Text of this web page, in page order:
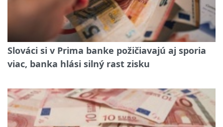
Slováci si v Prima banke požičiavajú aj sporia
viac, banka hlási silný rast zisku